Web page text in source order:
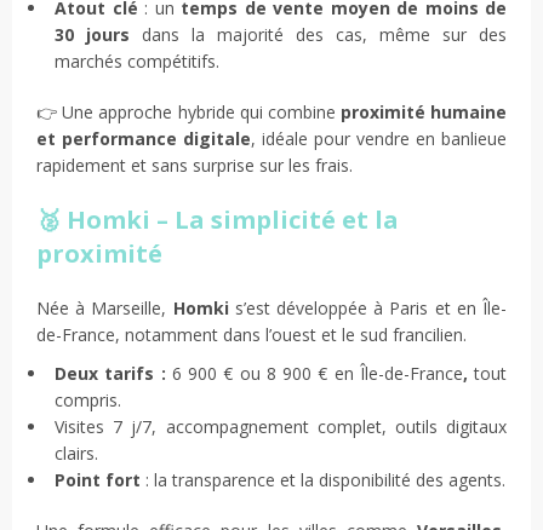
Atout clé : un temps de vente moyen de moins de
30 jours dans la majorité des cas, même sur des
marchés compétitifs.
👉 Une approche hybride qui combine proximité humaine
et performance digitale, idéale pour vendre en banlieue
rapidement et sans surprise sur les frais.
🥈 Homki – La simplicité et la
proximité
Née à Marseille, Homki s’est développée à Paris et en Île-
de-France, notamment dans l’ouest et le sud francilien.
Deux tarifs : 6 900 € ou 8 900 € en Île-de-France, tout
compris.
Visites 7 j/7, accompagnement complet, outils digitaux
clairs.
Point fort : la transparence et la disponibilité des agents.